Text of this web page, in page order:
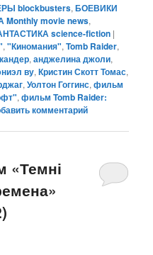
blockbusters,БОЕВИКИ
movie news,
science-fiction |
,"Киномания",Tomb Raider,
,анджелина джоли,
ву,Кристин Скотт Томас,
,Уолтон Гоггинс,фильм
,фильм Tomb Raider:
комментарий
«Темні